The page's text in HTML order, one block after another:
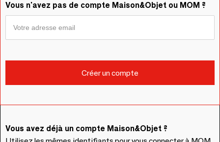
Vous n'avez pas de compte Maison&Objet ou MOM ?
Vous avez déjà un compte Maison&Objet ?